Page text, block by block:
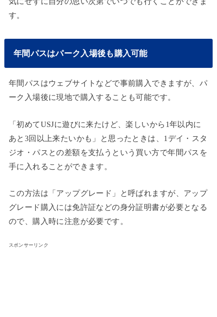
す。
年間パスはパーク入場後も購入可能
年間パスはウェブサイトなどで事前購入できますが、パ
ーク入場後に現地で購入することも可能です。
「初めてUSJに遊びに来たけど、楽しいから1年以内に
あと3回以上来たいかも」と思ったときは、1デイ・スタ
ジオ・パスとの差額を支払うという買い方で年間パスを
手に入れることができます。
この方法は「アップグレード」と呼ばれますが、アップ
グレード購入には免許証などの身分証明書が必要となる
ので、購入時に注意が必要です。
スポンサーリンク